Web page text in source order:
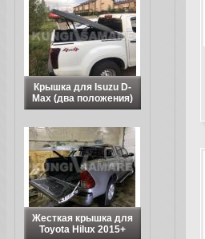
Крышка для Isuzu D-
Max (два положения)
Жесткая крышка для
Toyota Hilux 2015+